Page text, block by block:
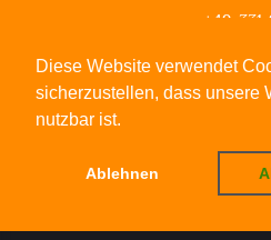
Diese Website verwendet
sicherzustellen, dass unsere
nutzbar ist.
Ablehnen
+49-